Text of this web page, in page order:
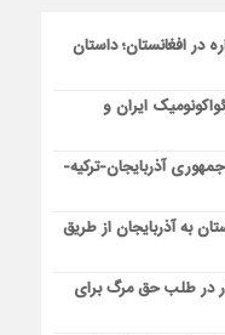
در افغانستان؛ داستان
ایران و
آذربایجان-ترکیه-
به آذربایجان از طریق
در طلب حق مرگ برای